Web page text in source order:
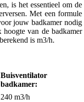
is het essentieel om de
Met een formule
jouw badkamer nodig
van de badkamer
is m3/h.
Buisventilator
badkamer:
240 m3/h